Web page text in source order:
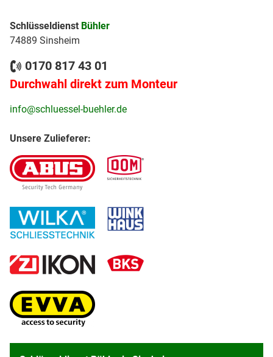
Schlüsseldienst Bühler
74889 Sinsheim
0170 817 43 01
Durchwahl direkt zum Monteur
info@schluessel-buehler.de
Unsere Zulieferer: